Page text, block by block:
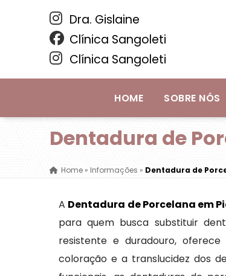
Dra. Gislaine
Clínica Sangoleti
Clínica Sangoleti
HOME SOBRE NÓS
Dentadura de
Home»Informações » Dentadura de
A Dentadura de Porcelana em
para quem busca substituir
resistente e duradouro,
coloração e a translucidez dos